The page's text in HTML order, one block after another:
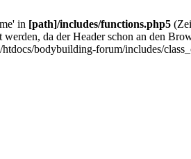
in [path]/includes/functions.php5
da der Header schon an den
bodybuilding-forum/includes/